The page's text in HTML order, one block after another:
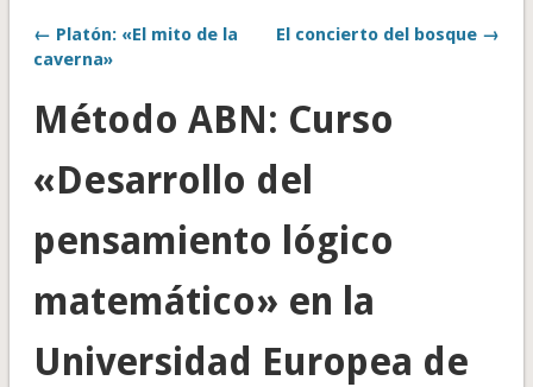
← Platón: «El mito de la
caverna»
El concierto del bosque →
Método ABN: Curso
«Desarrollo del
pensamiento lógico
matemático» en la
Universidad Europea de